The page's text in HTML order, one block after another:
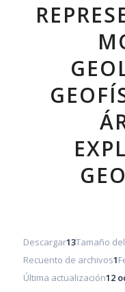
Descargar13Tamaño
Recuento de archivos1
Última actualización12